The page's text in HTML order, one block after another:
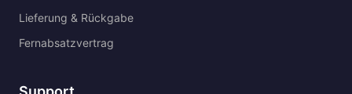
Lieferung & Rückgabe
Fernabsatzvertrag